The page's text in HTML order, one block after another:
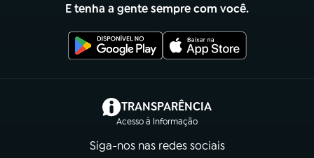
E tenha a gente sempre com você.
TRANSPARÊNCIA
Acesso à Informação
(abre em nova aba)
Siga-nos nas redes sociais